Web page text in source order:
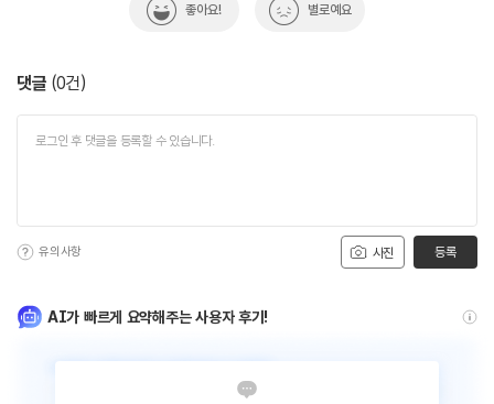
좋아요! 별로예요
댓글 (0건)
사진
유의사항 등록
AI가 빠르게 요약해주는 사용자 후기!